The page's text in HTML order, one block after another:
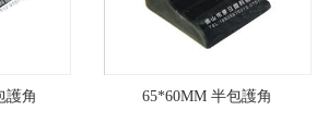
護角 65*60MM 半包護角